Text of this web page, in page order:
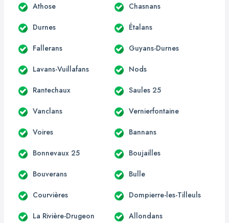
Athose Chasnans
Durnes Étalans
Fallerans Guyans-Durnes
Lavans-Vuillafans Nods
Rantechaux Saules 25
Vanclans Vernierfontaine
Voires Bannans
Bonnevaux 25 Boujailles
Bouverans Bulle
Courvières Dompierre-les-Tilleuls
La Rivière-Drugeon Allondans